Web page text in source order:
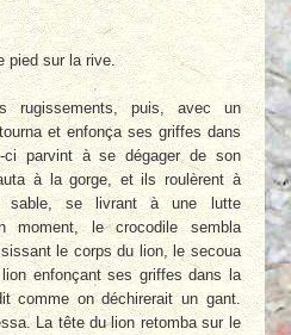
pied sur la rive.
rugissements, puis, avec un
et enfonça ses griffes dans
ci parvint à se dégager de son
à la gorge, et ils roulèrent à
sable, se livrant à une lutte
moment, le crocodile sembla
le corps du lion, le secoua
enfonçant ses griffes dans la
comme on déchirerait un gant.
La tête du lion retomba sur le